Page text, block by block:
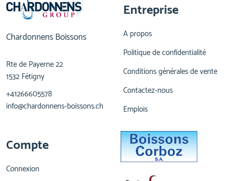
Chardonnens Boissons
Rte de Payerne 22
1532 Fétigny
+41266605578
info@chardonnens-boissons.ch
Entreprise
A propos
Politique de confidentialité
Conditions générales de vente
Contactez-nous
Emplois
Compte
Connexion